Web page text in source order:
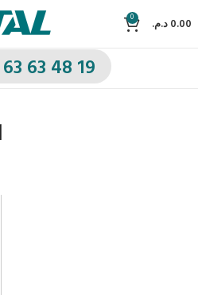
0 0.00د.م.
63 48 19